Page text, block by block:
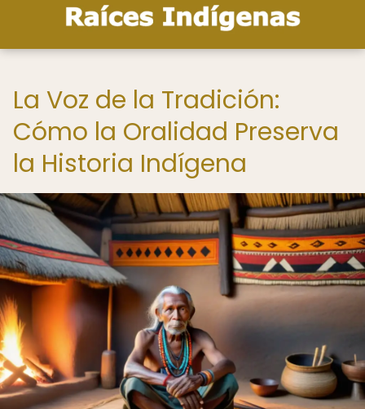
La Voz de la Tradición:
Cómo la Oralidad Preserva
la Historia Indígena